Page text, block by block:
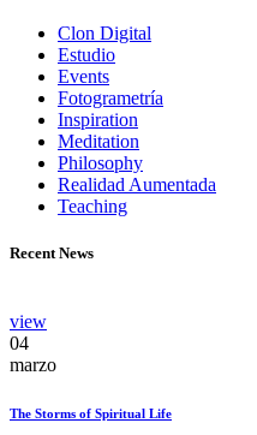
Clon Digital
Estudio
Events
Fotogrametría
Inspiration
Meditation
Philosophy
Realidad Aumentada
Teaching
Recent News
view
04
marzo
The Storms of Spiritual Life